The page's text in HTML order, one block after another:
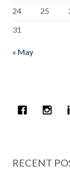
24 25
31
« May
RECENT